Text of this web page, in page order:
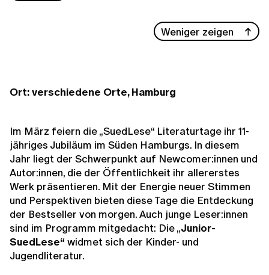
Weniger zeigen
Ort: verschiedene Orte, Hamburg
Im März feiern die „SuedLese“ Literaturtage ihr 11-
jähriges Jubiläum im Süden Hamburgs. In diesem
Jahr liegt der Schwerpunkt auf Newcomer:innen und
Autor:innen, die der Öffentlichkeit ihr allererstes
Werk präsentieren. Mit der Energie neuer Stimmen
und Perspektiven bieten diese Tage die Entdeckung
der Bestseller von morgen. Auch junge Leser:innen
sind im Programm mitgedacht: Die „Junior-
SuedLese“ widmet sich der Kinder- und
Jugendliteratur.